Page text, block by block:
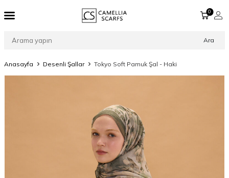
Ara
0
Anasayfa Desenli Şallar Tokyo Soft Pamuk Şal - Haki